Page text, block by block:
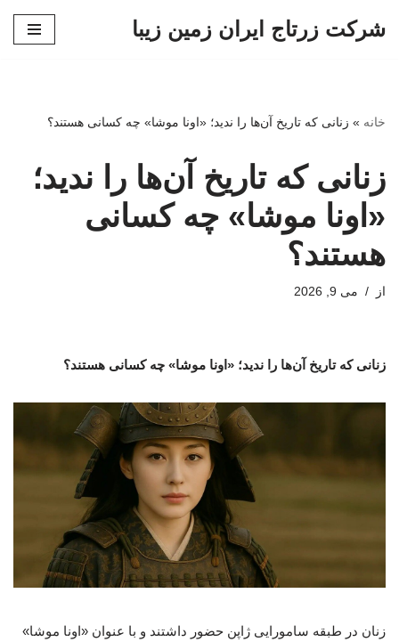
شرکت زرتاج ایران زمین زیبا
خانه » زنانی که تاریخ آن‌ها را ندید؛ «اونا موشا» چه کسانی هستند؟
زنانی که تاریخ آن‌ها را ندید؛
«اونا موشا» چه کسانی
هستند؟
از می 9, 2026
زنانی که تاریخ آن‌ها را ندید؛ «اونا موشا» چه کسانی هستند؟
زنان در طبقه سامورایی ژاپن حضور داشتند و با عنوان «اونا موشا»